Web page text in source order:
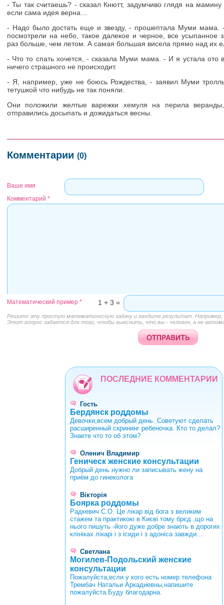
- Ты так считаешь? - сказал Кнютт, задумчиво глядя на
если сама идея верна…
- Надо было достать еще и звезду, - прошептала Муми
посмотрели на небо, такое далекое и черное, все усыпанное
раз больше, чем летом. А самая большая висела прямо над их
- Что то спать хочется, - сказала Муми мама. - И я устала ото
ничего страшного не происходит.
- Я, например, уже не боюсь Рождества, - заявил Муми
тетушкой что нибудь не так поняли.
Они положили желтые варежки хемуля на перила
отправились досыпать и дожидаться весны.
Комментарии (0)
Ваше имя
Комментарий *
Этот вопрос задается для того, чтобы выяснить, что вы - человек, а не
Математический пример * 1 + 3 =
Решите эту простую математическую задачу и введите результат. Например,
ПОСЛЕДНИЕ КОММЕНТАРИИ
Гость
Бердянск роддомы
Девочки,всем добрый день. Советуют сделать
расширенный скрининг ребеночка. Кто то делал?
Знаете что то об этом?
Оленич Владимир
Геническ женские консультации
Добрый день нужно ли записывать жену на
приём до гинеколога
Вікторія
Боярка роддомы
Радкевич С.О. Це лікар від бога з великим
стажем та практикою в Києві тому брєд ,що на
нього пишуть -його дуже добре знають в дорогих
клініках лікарі і з ісиди і з адоніса завжди...
Светлана
Могилев-Подольский женские
консультации
Пожалуйста,если у кого есть номер телефона
Трембач Натальи Аркадиевны,напишите
пожалуйста.Буду благодарна.